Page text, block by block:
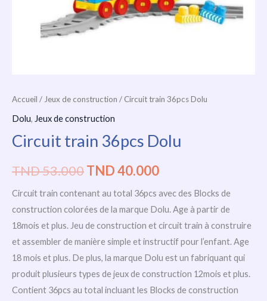
Accueil /Jeux de construction / Circuit train 36pcs Dolu
Dolu, Jeux de construction
Circuit train 36pcs Dolu
TND53.000TND40.000
Circuit train contenant au total 36pcs avec des Blocks de
construction colorées de la marque Dolu. Age à partir de
18mois et plus. Jeu de construction et circuit train à construire
et assembler de manière simple et instructif pour l’enfant. Age
18 mois et plus. De plus, la marque Dolu est un fabriquant qui
produit plusieurs types de jeux de construction 12mois et plus.
Contient 36pcs au total incluant les Blocks de construction